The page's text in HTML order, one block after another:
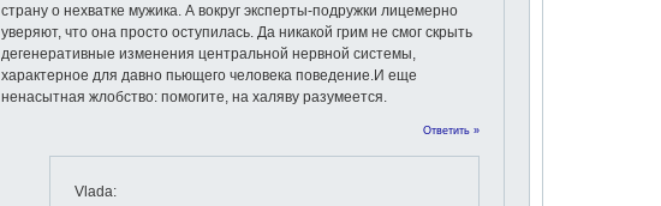
страну о нехватке мужика. А вокруг эксперты-подружки лицемерно
уверяют, что она просто оступилась. Да никакой грим не смог скрыть
дегенеративные изменения центральной нервной системы,
характерное для давно пьющего человека поведение.И еще
ненасытная жлобство: помогите, на халяву разумеется.
Ответить »
Vlada: